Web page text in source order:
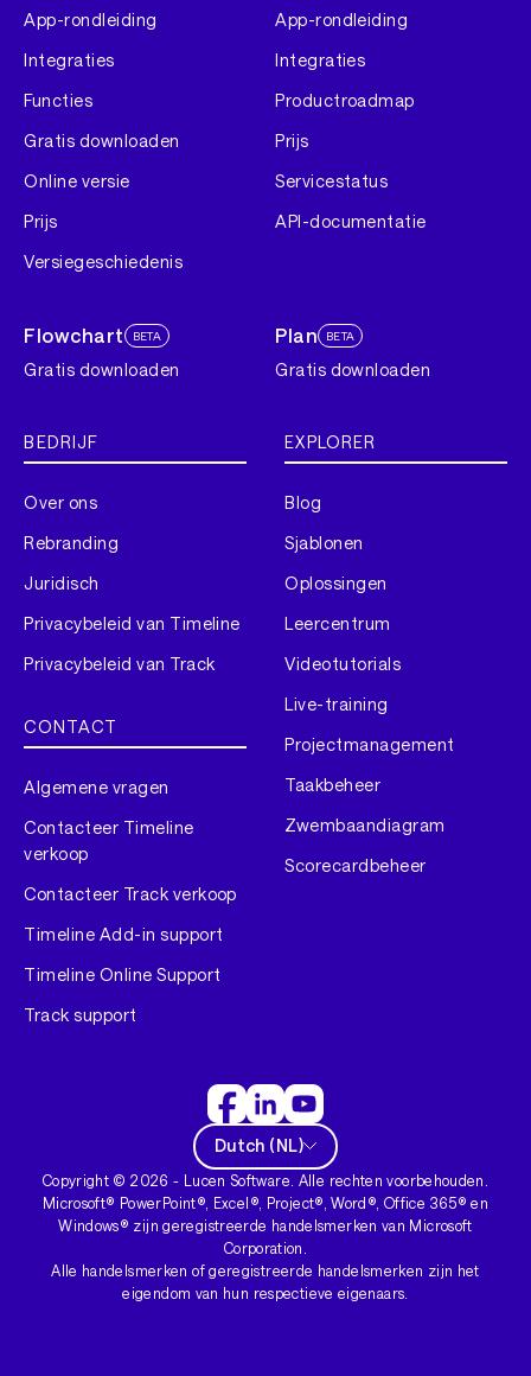
App-rondleiding
Integraties
Functies
Gratis downloaden
Online versie
Prijs
Versiegeschiedenis
App-rondleiding
Integraties
Productroadmap
Prijs
Servicestatus
API-documentatie
Flowchart BETA
Gratis downloaden
Plan BETA
Gratis downloaden
BEDRIJF
Over ons
Rebranding
Juridisch
Privacybeleid van Timeline
Privacybeleid van Track
CONTACT
Algemene vragen
Contacteer Timeline
verkoop
Contacteer Track verkoop
Timeline Add-in support
Timeline Online Support
Track support
EXPLORER
Blog
Sjablonen
Oplossingen
Leercentrum
Videotutorials
Live-training
Projectmanagement
Taakbeheer
Zwembaandiagram
Scorecardbeheer
Dutch (NL)
Copyright ©2026 - Lucen Software. Alle rechten voorbehouden.
Microsoft® PowerPoint®, Excel®, Project®, Word®, Office 365® en
Windows® zijn geregistreerde handelsmerken van Microsoft
Corporation.
Alle handelsmerken of geregistreerde handelsmerken zijn het
eigendom van hun respectieve eigenaars.